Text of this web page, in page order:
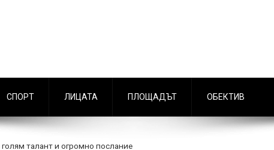
СПОРТ ЛИЦАТА ПЛОЩАДЪТ ОБЕКТИВ
талант и огромно послание